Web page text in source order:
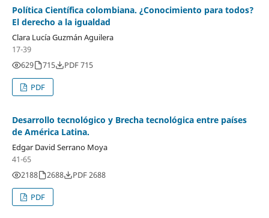
Política Científica colombiana. ¿Conocimiento para todos?
El derecho a la igualdad
Clara Lucía Guzmán Aguilera
17-39
629
715 PDF 715
PDF
Desarrollo tecnológico y Brecha tecnológica entre países
de América Latina.
Edgar David Serrano Moya
41-65
2188
2688 PDF 2688
PDF